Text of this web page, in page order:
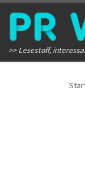
Zum Inhalt
>> Lesestoff,